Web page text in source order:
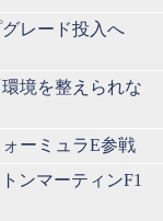
レード投入へ
境を整えられな
ーミュラE参戦
ンマーティンF1